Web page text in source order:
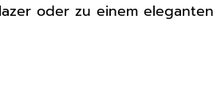
oder zu einem